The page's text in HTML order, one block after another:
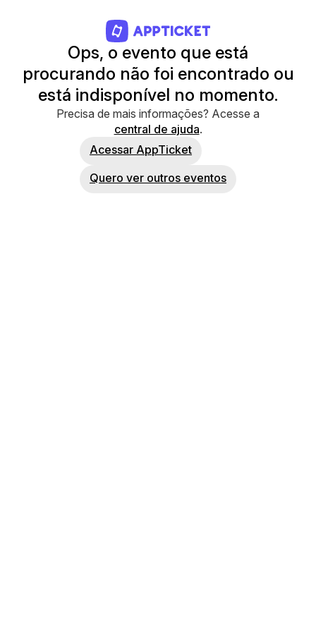
Ops, o evento que está
procurando não foi encontrado ou
está indisponível no momento.
Precisa de mais informações? Acesse a
central de ajuda.
Acessar AppTicket
Quero ver outros eventos